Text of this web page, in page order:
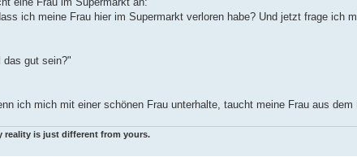
ich meine Frau hier im Supermarkt verloren habe? Und jetzt frage ich
das gut sein?"
ich mich mit einer schönen Frau unterhalte, taucht meine Frau aus
reality is just different from yours.